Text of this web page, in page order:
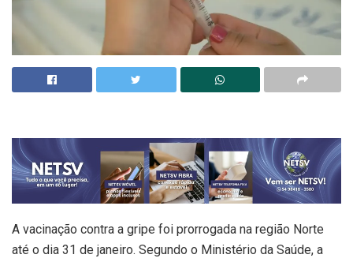
A vacinação contra a gripe foi prorrogada na região Norte
até o dia 31 de janeiro. Segundo o Ministério da Saúde, a